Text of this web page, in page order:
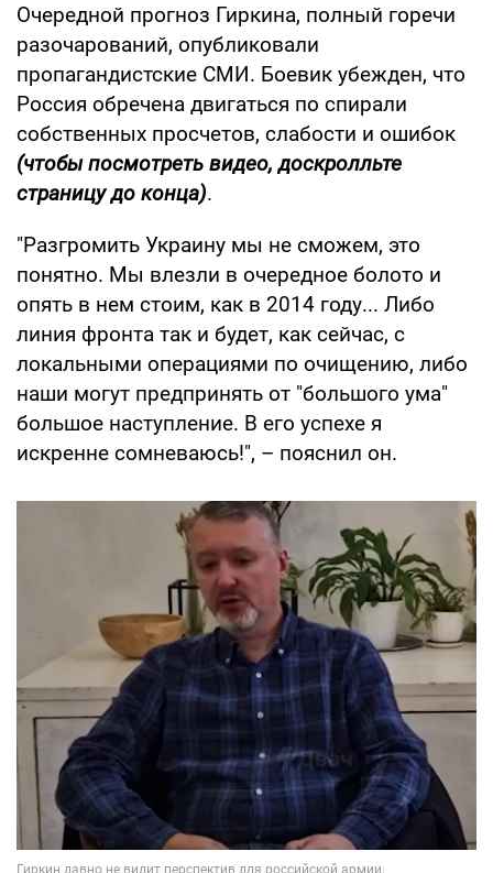
Очередной прогноз Гиркина, полный горечи
разочарований, опубликовали
пропагандистские СМИ. Боевик убежден, что
Россия обречена двигаться по спирали
собственных просчетов, слабости и ошибок
(чтобы посмотреть видео, доскролльте
страницу до конца).
"Разгромить Украину мы не сможем, это
понятно. Мы влезли в очередное болото и
опять в нем стоим, как в 2014 году... Либо
линия фронта так и будет, как сейчас, с
локальными операциями по очищению, либо
наши могут предпринять от "большого ума"
большое наступление. В его успехе я
искренне сомневаюсь!", – пояснил он.